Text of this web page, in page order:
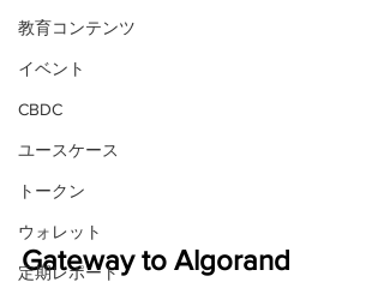
教育コンテンツ
イベント
CBDC
ユースケース
トークン
ウォレット
定期レポート
Gateway to Algorand